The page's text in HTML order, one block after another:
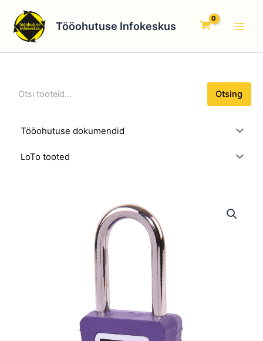
content
Tööohutuse Infokeskus
s
n
Otsing
Tööohutuse dokumendid
LoTo tooted